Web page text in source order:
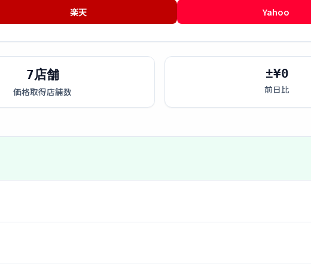
楽天 Yahoo
7店舗
価格取得店舗数
±¥0
前日比